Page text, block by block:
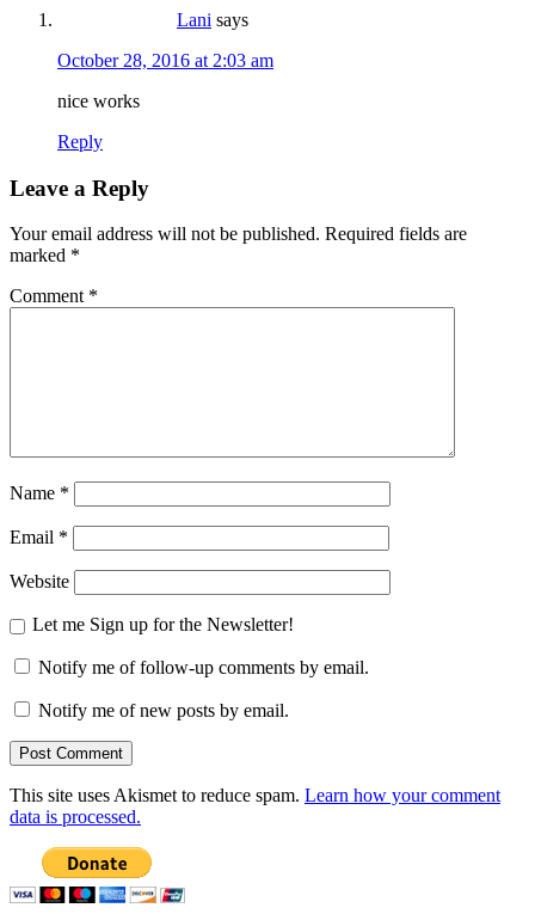
Lani says
October 28, 2016 at 2:03 am
nice works
Reply
Leave a Reply
Your email address will not be published. Required fields are
marked *
Comment *
Name *
Email *
Website
Let me Sign up for the Newsletter!
Notify me of follow-up comments by email.
Notify me of new posts by email.
This site uses Akismet to reduce spam. Learn how your comment
data is processed.